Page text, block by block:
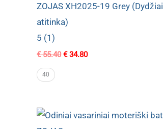
ZOJAS XH2025-19 Grey (Dydžiai
atitinka)
5 (1)
€55.40 Original
€34.80Current
40